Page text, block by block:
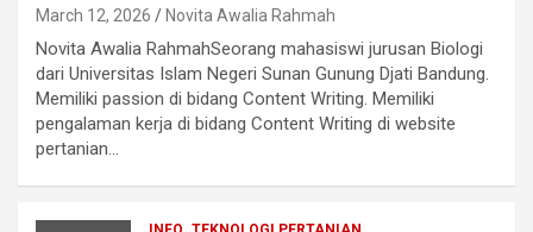
March 12, 2026 Novita Awalia Rahmah
Novita Awalia RahmahSeorang mahasiswi jurusan Biologi
dari Universitas Islam Negeri Sunan Gunung Djati Bandung.
Memiliki passion di bidang Content Writing. Memiliki
pengalaman kerja di bidang Content Writing di website
pertanian…